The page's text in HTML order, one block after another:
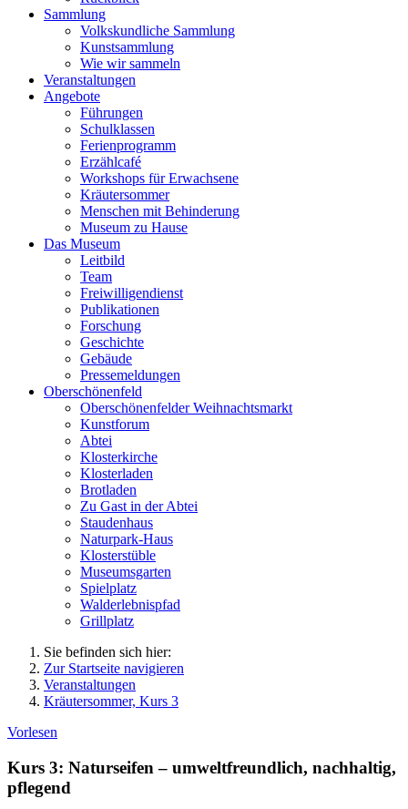
Sammlung
Volkskundliche Sammlung
Kunstsammlung
Wie wir sammeln
Veranstaltungen
Angebote
Führungen
Schulklassen
Ferienprogramm
Erzählcafé
Workshops für Erwachsene
Kräutersommer
Menschen mit Behinderung
Museum zu Hause
Das Museum
Leitbild
Team
Freiwilligendienst
Publikationen
Forschung
Geschichte
Gebäude
Pressemeldungen
Oberschönenfeld
Oberschönenfelder Weihnachtsmarkt
Kunstforum
Abtei
Klosterkirche
Klosterladen
Brotladen
Zu Gast in der Abtei
Staudenhaus
Naturpark-Haus
Klosterstüble
Museumsgarten
Spielplatz
Walderlebnispfad
Grillplatz
Sie befinden sich hier:
Zur Startseite navigieren
Veranstaltungen
Kräutersommer, Kurs 3
Vorlesen
Kurs 3: Naturseifen – umweltfreundlich, nachhaltig,
pflegend